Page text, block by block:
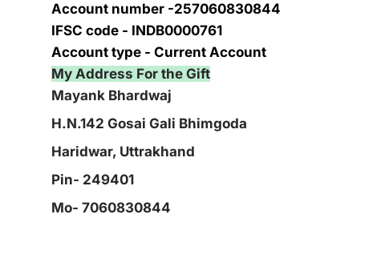
Account number -257060830844
IFSC code - INDB0000761
Account type - Current Account
My Address For the Gift
Mayank Bhardwaj
H.N.142 Gosai Gali Bhimgoda
Haridwar, Uttrakhand
Pin- 249401
Mo- 7060830844